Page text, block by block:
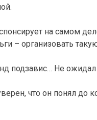
спонсирует на самом
– организовать
подзавис… Не
что он понял до